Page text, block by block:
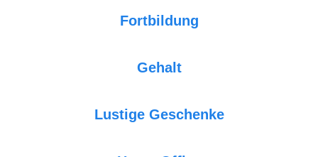
Fortbildung
Gehalt
Lustige Geschenke